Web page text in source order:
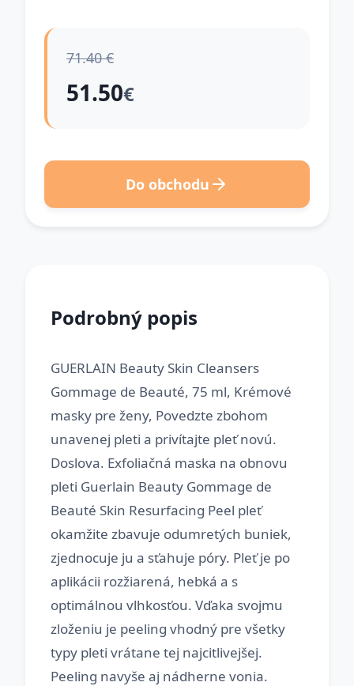
71.40 €
51.50€
Do obchodu
Podrobný popis
GUERLAIN Beauty Skin Cleansers
Gommage de Beauté, 75 ml, Krémové
masky pre ženy, Povedzte zbohom
unavenej pleti a privítajte pleť novú.
Doslova. Exfoliačná maska na obnovu
pleti Guerlain Beauty Gommage de
Beauté Skin Resurfacing Peel pleť
okamžite zbavuje odumretých buniek,
zjednocuje ju a sťahuje póry. Pleť je po
aplikácii rozžiarená, hebká a s
optimálnou vlhkosťou. Vďaka svojmu
zloženiu je peeling vhodný pre všetky
typy pleti vrátane tej najcitlivejšej.
Peeling navyše aj nádherne vonia.